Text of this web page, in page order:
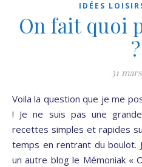
IDÉES
On fait quoi
?
31
Voila la question que je me pose tous les soirs ou presque
! Je ne suis pas une
recettes simples et rapides
temps en rentrant du boulot.
un autre blog le Mémoniak «